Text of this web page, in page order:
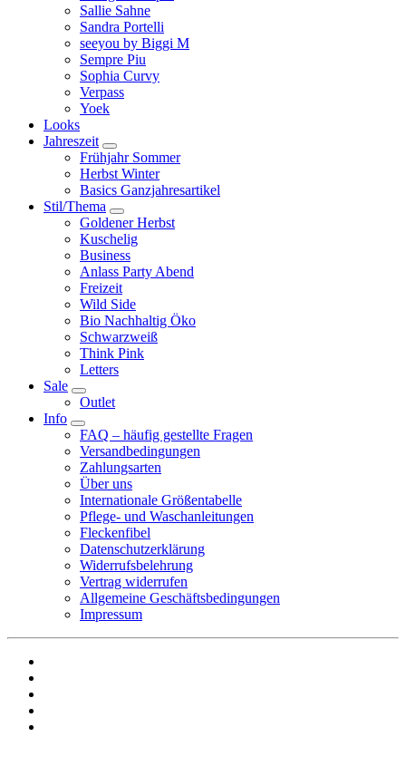
Sallie Sahne
Sandra Portelli
seeyou by Biggi M
Sempre Piu
Sophia Curvy
Verpass
Yoek
Looks
Jahreszeit
Frühjahr Sommer
Herbst Winter
Basics Ganzjahresartikel
Stil/Thema
Goldener Herbst
Kuschelig
Business
Anlass Party Abend
Freizeit
Wild Side
Bio Nachhaltig Öko
Schwarzweiß
Think Pink
Letters
Sale
Outlet
Info
FAQ – häufig gestellte Fragen
Versandbedingungen
Zahlungsarten
Über uns
Internationale Größentabelle
Pflege- und Waschanleitungen
Fleckenfibel
Datenschutzerklärung
Widerrufsbelehrung
Vertrag widerrufen
Allgemeine Geschäftsbedingungen
Impressum